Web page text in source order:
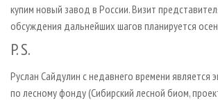
купим новый завод в России. Визит
обсуждения дальнейших шагов планируется
P. S.
Руслан Сайдулин с недавнего времени является
по лесному фонду (Сибирский лесной биом,